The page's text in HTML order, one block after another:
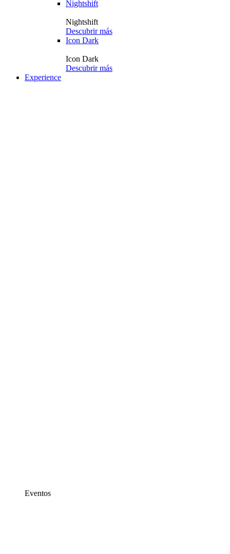
Nightshift
Nightshift
Descubrir más
Icon Dark
Icon Dark
Descubrir más
Experience
Eventos